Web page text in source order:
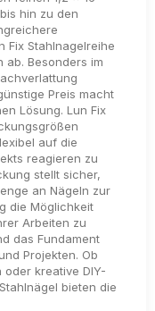
hin zu den
Fix Stahlnagelreihe
ab. Besonders im
Preis macht
Lösung. Lun Fix
auf die
reagieren zu
stellt sicher,
an Nägeln zur
die Möglichkeit
Arbeiten zu
das Fundament
Projekten. Ob
oder kreative DIY-
bieten die